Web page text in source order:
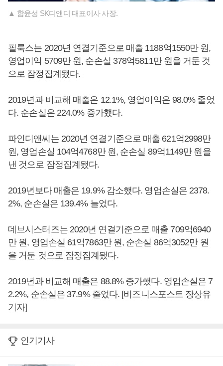
▲ 함윤성 SK디앤디 대표이사 사장.
필룩스는 2020년 연결기준으로 매출 1188억1550만 원,
영업이익 5709만 원, 순손실 378억5811만 원을 거둔 것
으로 잠정집계됐다.
2019년과 비교해 매출은 12.1%, 영업이익은 98.0% 줄었
다. 순손실은 224.0% 증가했다.
파인디앤씨는 2020년 연결기준으로 매출 621억2998만
원, 영업손실 104억4768만 원, 순손실 89억1149만 원을
낸 것으로 잠정집계됐다.
2019년보다 매출은 19.9% 감소했다. 영업손실은 2378.
2%, 순손실은 139.4% 늘었다.
데브시스터즈는 2020년 연결기준으로 매출 709억6940
만 원, 영업손실 61억7863만 원, 순손실 86억3052만 원
을 거둔 것으로 잠정집계됐다.
2019년과 비교해 매출은 88.8% 증가했다. 영업손실은 7
2.2%, 순손실은 37.9% 줄었다. [비즈니스포스트 장상유
기자]
인기기사